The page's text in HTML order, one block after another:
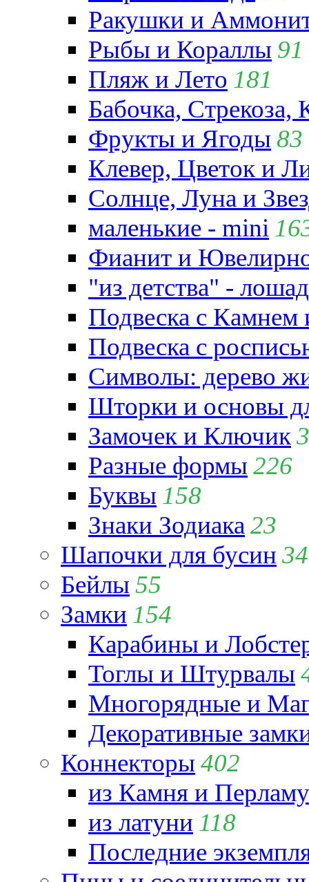
Ракушки и
Рыбы и Кораллы 91
Пляж и Лето 181
Бабочка,
Фрукты и Ягоды 83
Клевер, Цветок и
Солнце, Луна и
маленькие - mini
Фианит и
"из детства" -
Подвеска с
Подвеска с
Символы: дерево
Шторки и основы
Замочек и Ключик
Разные формы 226
Буквы 158
Знаки Зодиака 23
Шапочки для бусин 34
Бейлы 55
Замки 154
Карабины и
Тоглы и Штурвалы
Многорядные и
Декоративные
Коннекторы 402
из Камня и
из латуни 118
Последние